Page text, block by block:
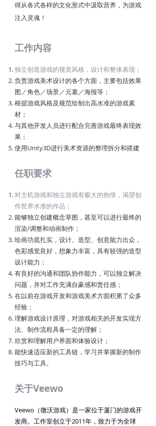
得从各式各样的文化形式中汲取营养，为游戏
注入灵魂！
工作内容
独立创造游戏的视觉风格，设计和整体表现；
负责游戏美术设计的各个方面，主要包括效果
图／角色／场景／元素／海报等；
根据游戏风格及规范绘制出高水准的游戏素
材；
与其他开发人员进行配合完善游戏最终表现效
果；
使用Unity3D进行美术资源的整理拆分和搭建
任职要求
对主机游戏和独立游戏有极大的热情，渴望创
作世界水准的作品；
能够独立创建概念草图，甚至可以进行最终的
渲染/调整和动画制作；
绘画功底扎实，设计、造型、创意能力出众，
色彩感觉良好，想象力丰富，具有较强的造型
设计能力；
有良好的沟通和团队协作能力，可以独立解决
问题，并对工作充满自豪感和责任感；
在以前在游戏开发和游戏美术方面积累了众多
经验；
理解游戏设计原理，对游戏相关的开发实现方
法、制作流程具备一定的理解；
欣赏和理解用户界面和体验设计；
能快速适应新的工具链，学习并掌握新的制作
技巧与工具。
关于Veewo
Veewo（微沃游戏）是一家位于厦门的游戏开
发商。工作室创立于2011年，致力于为全球